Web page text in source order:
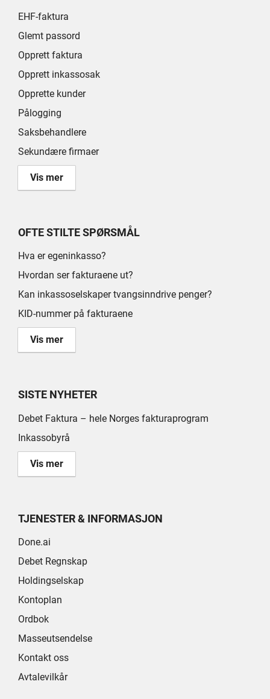
EHF-faktura
Glemt passord
Opprett faktura
Opprett inkassosak
Opprette kunder
Pålogging
Saksbehandlere
Sekundære firmaer
Vis mer
OFTE STILTE SPØRSMÅL
Hva er egeninkasso?
Hvordan ser fakturaene ut?
Kan inkassoselskaper tvangsinndrive penger?
KID-nummer på fakturaene
Vis mer
SISTE NYHETER
Debet Faktura – hele Norges fakturaprogram
Inkassobyrå
Vis mer
TJENESTER & INFORMASJON
Done.ai
Debet Regnskap
Holdingselskap
Kontoplan
Ordbok
Masseutsendelse
Kontakt oss
Avtalevilkår